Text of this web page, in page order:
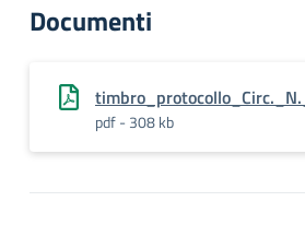
Documenti
pdf - 308 kb